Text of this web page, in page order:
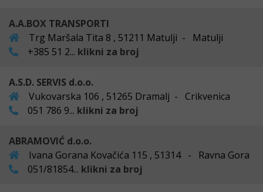
A.A.BOX TRANSPORTI
Trg Maršala Tita 8 , 51211 Matulji - Matulji
+385 51 2... klikni za broj
A.S.D. SERVIS d.o.o.
Vukovarska 106 , 51265 Dramalj - Crikvenica
051 786 9... klikni za broj
ABRAMOVIĆ d.o.o.
Ivana Gorana Kovačića 115 , 51314 - Ravna Gora
051/81854... klikni za broj